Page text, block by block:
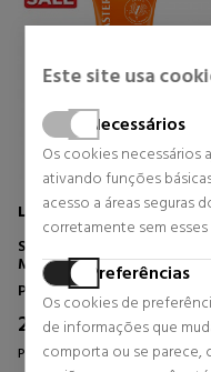
Este site usa
Necessários
Os cookies necessários
ativando funções
acesso a áreas seguras
corretamente sem
Preferências
Os cookies de
de informações que
comporta ou se parece,
LANCASTER
SUN SENSITIVE OIL-FREE
MILKY FLUID SPF50
Protetor solar facial
27,46 € 45% DTO.
Preço habitual 50,18 €